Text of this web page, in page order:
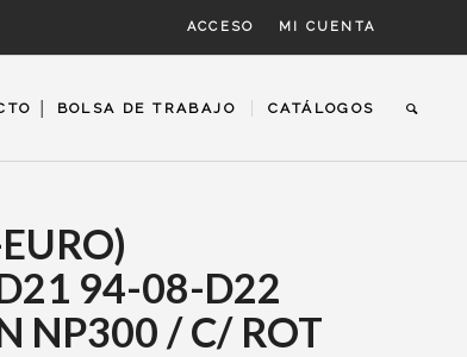
ACCESO MI CUENTA
│ BOLSA DE TRABAJO CATÁLOGOS
94-08-D22
NP300 / C/ ROT